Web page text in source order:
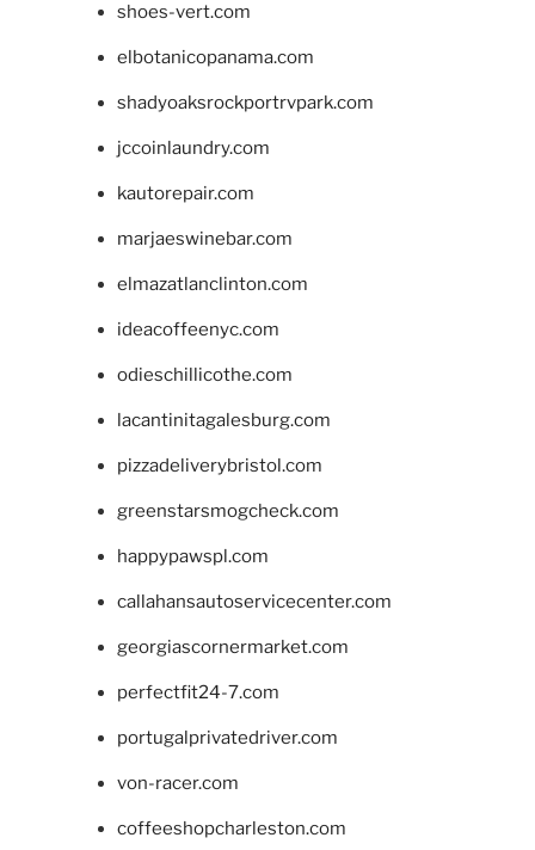
shoes-vert.com
elbotanicopanama.com
shadyoaksrockportrvpark.com
jccoinlaundry.com
kautorepair.com
marjaeswinebar.com
elmazatlanclinton.com
ideacoffeenyc.com
odieschillicothe.com
lacantinitagalesburg.com
pizzadeliverybristol.com
greenstarsmogcheck.com
happypawspl.com
callahansautoservicecenter.com
georgiascornermarket.com
perfectfit24-7.com
portugalprivatedriver.com
von-racer.com
coffeeshopcharleston.com